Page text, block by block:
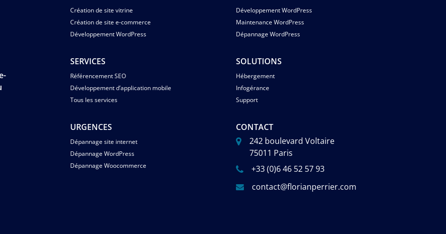
Création de site vitrine
Création de site e-commerce
Développement WordPress
Développement WordPress
Maintenance WordPress
Dépannage WordPress
SERVICES
Référencement SEO
Développement d’application mobile
Tous les services
SOLUTIONS
Hébergement
Infogérance
Support
URGENCES
Dépannage site internet
Dépannage WordPress
Dépannage Woocommerce
CONTACT
242 boulevard Voltaire
75011 Paris
+33 (0)6 46 52 57 93
contact@florianperrier.com